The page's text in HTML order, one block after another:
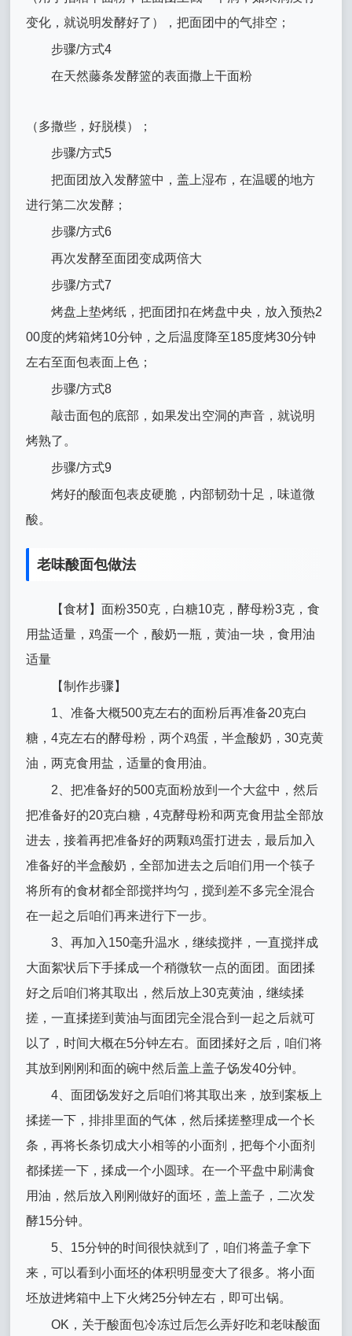
变化，就说明发酵好了），把面团中的气排空；
步骤/方式4
在天然藤条发酵篮的表面撒上干面粉
（多撒些，好脱模）；
步骤/方式5
把面团放入发酵篮中，盖上湿布，在温暖的地方
进行第二次发酵；
步骤/方式6
再次发酵至面团变成两倍大
步骤/方式7
烤盘上垫烤纸，把面团扣在烤盘中央，放入预热2
00度的烤箱烤10分钟，之后温度降至185度烤30分钟
左右至面包表面上色；
步骤/方式8
敲击面包的底部，如果发出空洞的声音，就说明
烤熟了。
步骤/方式9
烤好的酸面包表皮硬脆，内部韧劲十足，味道微
酸。
老味酸面包做法
【食材】面粉350克，白糖10克，酵母粉3克，食
用盐适量，鸡蛋一个，酸奶一瓶，黄油一块，食用油
适量
【制作步骤】
1、准备大概500克左右的面粉后再准备20克白
糖，4克左右的酵母粉，两个鸡蛋，半盒酸奶，30克黄
油，两克食用盐，适量的食用油。
2、把准备好的500克面粉放到一个大盆中，然后
把准备好的20克白糖，4克酵母粉和两克食用盐全部放
进去，接着再把准备好的两颗鸡蛋打进去，最后加入
准备好的半盒酸奶，全部加进去之后咱们用一个筷子
将所有的食材都全部搅拌均匀，搅到差不多完全混合
在一起之后咱们再来进行下一步。
3、再加入150毫升温水，继续搅拌，一直搅拌成
大面絮状后下手揉成一个稍微软一点的面团。面团揉
好之后咱们将其取出，然后放上30克黄油，继续揉
搓，一直揉搓到黄油与面团完全混合到一起之后就可
以了，时间大概在5分钟左右。面团揉好之后，咱们将
其放到刚刚和面的碗中然后盖上盖子饧发40分钟。
4、面团饧发好之后咱们将其取出来，放到案板上
揉搓一下，排排里面的气体，然后揉搓整理成一个长
条，再将长条切成大小相等的小面剂，把每个小面剂
都揉搓一下，揉成一个小圆球。在一个平盘中刷满食
用油，然后放入刚刚做好的面坯，盖上盖子，二次发
酵15分钟。
5、15分钟的时间很快就到了，咱们将盖子拿下
来，可以看到小面坯的体积明显变大了很多。将小面
坯放进烤箱中上下火烤25分钟左右，即可出锅。
OK，关于酸面包冷冻过后怎么弄好吃和老味酸面